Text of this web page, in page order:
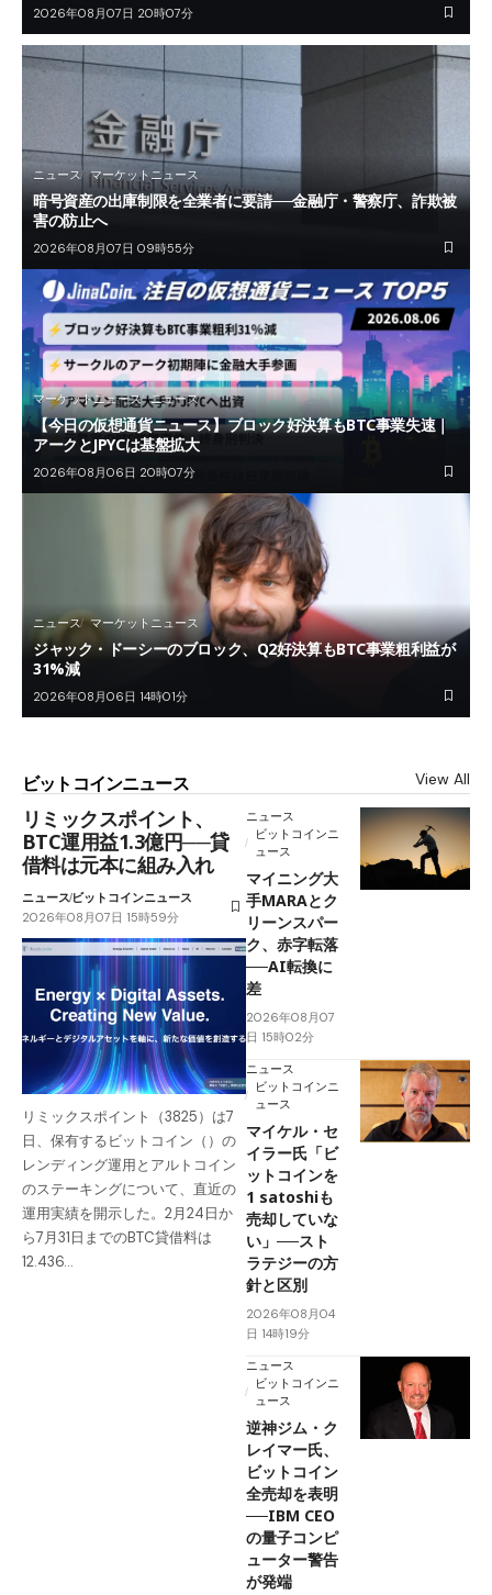
2026年08月07日 20時07分
ニュース マーケットニュース
暗号資産の出庫制限を全業者に要請──金融庁・警察庁、詐欺被
害の防止へ
2026年08月07日 09時55分
マーケットニュース ニュース
【今日の仮想通貨ニュース】ブロック好決算もBTC事業失速｜
アークとJPYCは基盤拡大
2026年08月06日 20時07分
ニュース マーケットニュース
ジャック・ドーシーのブロック、Q2好決算もBTC事業粗利益が
31%減
2026年08月06日 14時01分
ビットコインニュース View All
リミックスポイント、
BTC運用益1.3億円──貸
借料は元本に組み入れ
ニュースビットコインニュース
2026年08月07日 15時59分
リミックスポイント（3825）は7
日、保有するビットコイン（）の
レンディング運用とアルトコイン
のステーキングについて、直近の
運用実績を開示した。2月24日か
ら7月31日までのBTC貸借料は
12.436…
ニュース
ビットコインニ
ュース
マイニング大
手MARAとク
リーンスパー
ク、赤字転落
──AI転換に
差
2026年08月07
日 15時02分
ニュース
ビットコインニ
ュース
マイケル・セ
イラー氏「ビ
ットコインを
1 satoshiも
売却していな
い」──スト
ラテジーの方
針と区別
2026年08月04
日 14時19分
ニュース
ビットコインニ
ュース
逆神ジム・ク
レイマー氏、
ビットコイン
全売却を表明
──IBM CEO
の量子コンピ
ューター警告
が発端